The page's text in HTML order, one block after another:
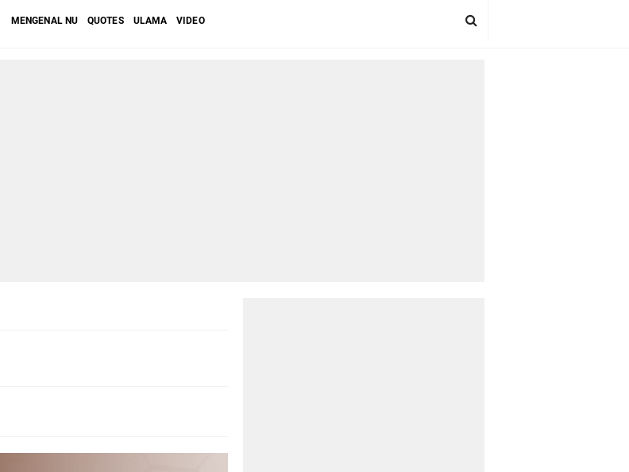
MENGENAL NU QUOTES ULAMA VIDEO